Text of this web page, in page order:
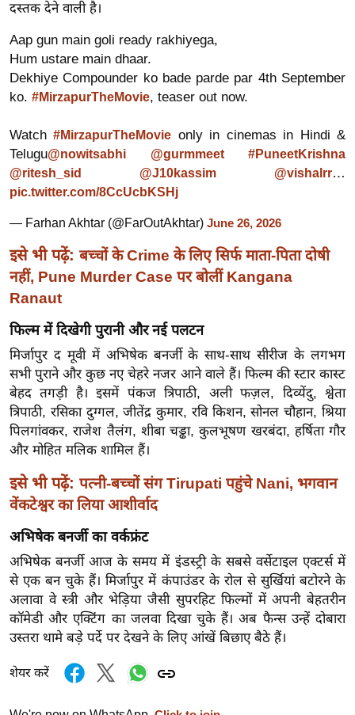
यं
इं
डि
या
हि
त्य
ज
ग
त
ऑ
टो
व
र्ल्ड
न्यू
ज
ब्री
फ
म
नो
रं
ज
न
ग
त
बॉ
ली
वु
हॉ
दस्तक देने वाली है।
Aap gun main goli ready rakhiyega,
Hum ustare main dhaar.
Dekhiye Compounder ko bade parde par 4th September
ko. #MirzapurTheMovie, teaser out now.
Watch#MirzapurTheMovie only in cinemas in Hindi &
Telugu@nowitsabhi @gurmmeet
#PuneetKrishna
@ritesh_sid
@J10kassim @vishalrr…
pic.twitter.com/8CcUcbKSHj
— Farhan Akhtar (@FarOutAkhtar) June 26, 2026
इसे भी पढ़ें: बच्चों के Crime के लिए सिर्फ माता-पिता दोषी
नहीं, Pune Murder Case पर बोलीं Kangana
Ranaut
फिल्म में दिखेगी पुरानी और नई पलटन
मिर्जापुर द मूवी में अभिषेक बनर्जी के साथ-साथ सीरीज के लगभग
सभी पुराने और कुछ नए चेहरे नजर आने वाले हैं। फिल्म की स्टार कास्ट
बेहद तगड़ी है। इसमें पंकज त्रिपाठी, अली फज़ल, दिव्येंदु, श्वेता
त्रिपाठी, रसिका दुग्गल, जीतेंद्र कुमार, रवि किशन, सोनल चौहान, श्रिया
पिलगांवकर, राजेश तैलंग, शीबा चड्ढा, कुलभूषण खरबंदा, हर्षिता गौर
और मोहित मलिक शामिल हैं।
इसे भी पढ़ें: पत्नी-बच्चों संग Tirupati पहुंचे Nani, भगवान
वेंकटेश्वर का लिया आशीर्वाद
अभिषेक बनर्जी का वर्कफ्रंट
अभिषेक बनर्जी आज के समय में इंडस्ट्री के सबसे वर्सेटाइल एक्टर्स में
से एक बन चुके हैं। मिर्जापुर में कंपाउंडर के रोल से सुर्खियां बटोरने के
अलावा वे स्त्री और भेड़िया जैसी सुपरहिट फिल्मों में अपनी बेहतरीन
कॉमेडी और एक्टिंग का जलवा दिखा चुके हैं। अब फैन्स उन्हें दोबारा
उस्तरा थामे बड़े पर्दे पर देखने के लिए आंखें बिछाए बैठे हैं।
शेयर करें